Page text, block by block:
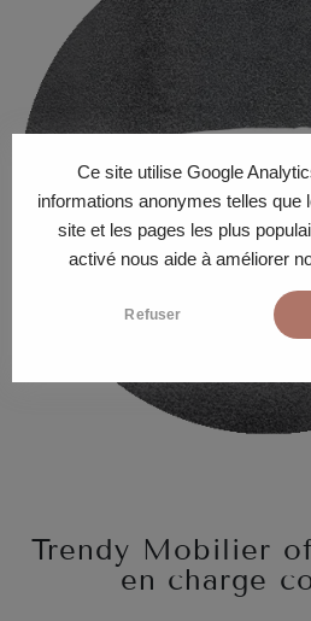
Ce site utilise Google
informations anonymes telles que
site et les pages les plus
activé nous aide à améliorer
Refuser
Trendy Mobilier
en charge